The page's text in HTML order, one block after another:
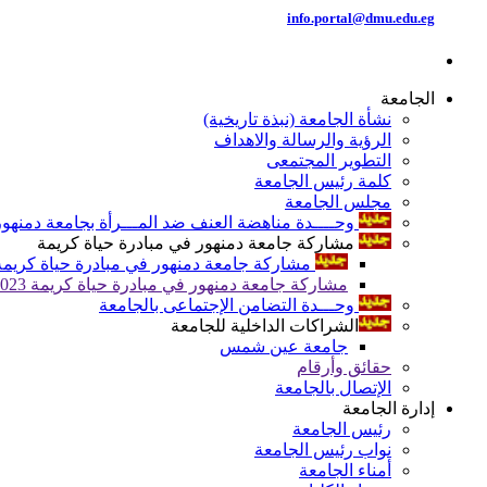
info.portal@dmu.edu.eg
الجامعة
نشأة الجامعة (نبذة تاريخية)
الرؤية والرسالة والاهداف
التطوير المجتمعى
كلمة رئيس الجامعة
مجلس الجامعة
وحــــدة مناهضة العنف ضد المـــرأة بجامعة
مشاركة جامعة دمنهور في مبادرة حياة كريمة
مشاركة جامعة دمنهور في مبادرة حياة كريمة
مشاركة جامعة دمنهور في مبادرة حياة كريمة 2023
وحـــدة التضامن الإجتماعى بالجامعة
الشراكات الداخلية للجامعة
جامعة عين شمس
حقائق وأرقام
الإتصال بالجامعة
إدارة الجامعة
رئيس الجامعة
نواب رئيس الجامعة
أمناء الجامعة